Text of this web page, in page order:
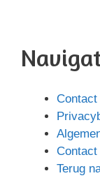
Contact
Terug